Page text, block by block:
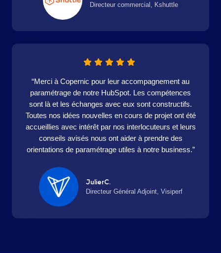
Directeur commercial, Kshuttle
“Merci à Copernic pour leur accompagnement au
paramétrage de notre HubSpot. Les compétences
sont là et les échanges avec eux sont constructifs.
Toutes nos idées nouvelles en cours de projet ont été
accueillies avec intérêt par nos interlocuteurs et leurs
conseils avisés nous ont aider à prendre des
orientations de paramétrage utiles à notre business.”
JulierC.
Directeur Général Adjoint, Visiperf